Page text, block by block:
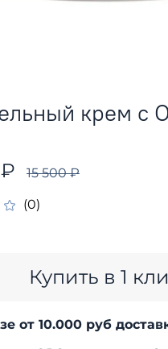
(0)
крем с
15 500 ₽
Купить в 1
от 10.000 руб